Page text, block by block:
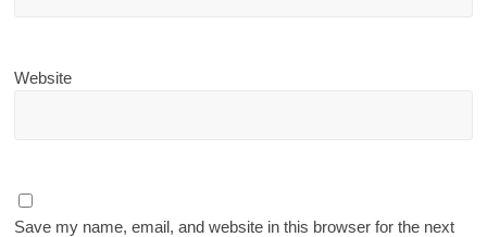
Website
Save my name, email, and website in this browser for the next